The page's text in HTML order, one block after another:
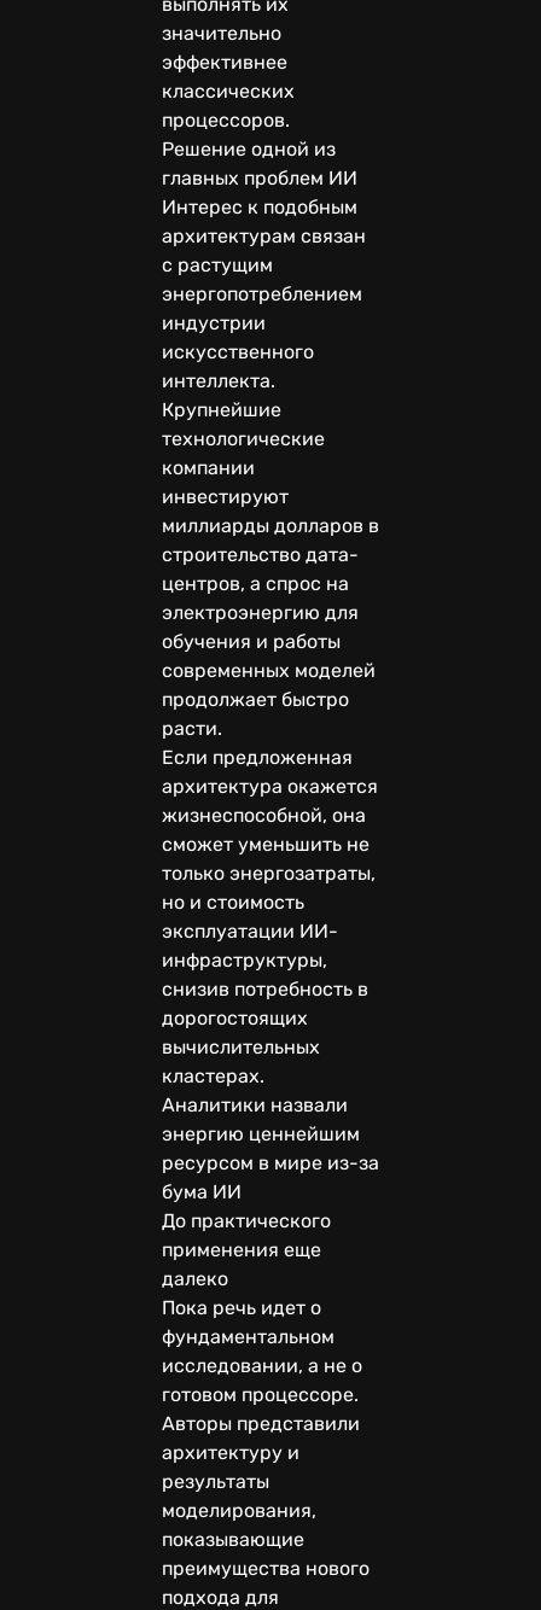
значительно
эффективнее
классических
процессоров.
Решение одной из
главных проблем ИИ
Интерес к подобным
архитектурам связан
с растущим
энергопотреблением
индустрии
искусственного
интеллекта.
Крупнейшие
технологические
компании
инвестируют
миллиарды долларов в
строительство дата-
центров, а спрос на
электроэнергию для
обучения и работы
современных моделей
продолжает быстро
расти.
Если предложенная
архитектура окажется
жизнеспособной, она
сможет уменьшить не
только энергозатраты,
но и стоимость
эксплуатации ИИ-
инфраструктуры,
снизив потребность в
дорогостоящих
вычислительных
кластерах.
Аналитики назвали
энергию ценнейшим
ресурсом в мире из-за
бума ИИ
До практического
применения еще
далеко
Пока речь идет о
фундаментальном
исследовании, а не о
готовом процессоре.
Авторы представили
архитектуру и
результаты
моделирования,
показывающие
преимущества нового
подхода для